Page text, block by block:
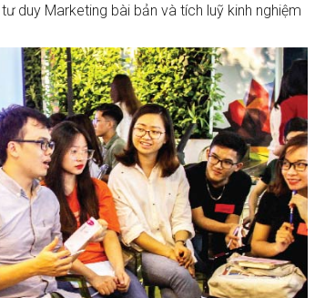
duy Marketing bài bản và tích luỹ kinh nghiệm